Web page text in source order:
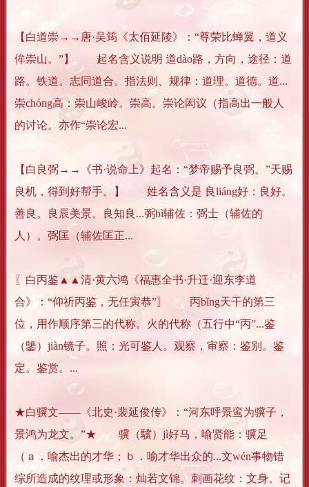
【白道崇→→唐·吴筠《太佰延陵》：“尊荣比蝉翼，道义
侔崇山。”】 起名含义说明 道dào路，方向，途径：道
路。铁道。志同道合。指法则、规律：道理。道德。道...
崇chóng高：崇山峻岭。崇高。崇论闳议（指高出一般人
的讨论。亦作“崇论宏...
【白良弼→→《书·说命上》起名：“梦帝赐予良弼。”天赐
良机，得到好帮手。】 姓名含义是 良liáng好：良好。
善良。良辰美景。良知良...弼bì辅佐：弼士（辅佐的
人）。弼匡（辅佐匡正...
〖白丙鉴▲▲清·黄六鸿《福惠全书·升迁·迎东李道
合》：“仰祈丙鉴，无任寅恭”〗 丙bǐng天干的第三
位，用作顺序第三的代称。火的代称（五行中“丙”...鉴
（鑒）jiàn镜子。照：光可鉴人。观察，审察：鉴别。鉴
定。鉴赏。...
★白骥文——《北史·裴延俊传》：“河东呼景鸾为骥子，
景鸿为龙文。”★ 骥（驥）jì好马，喻贤能：骥足
（ａ．喻杰出的才华；ｂ．喻才华出众的...文wén事物错
综所造成的纹理或形象：灿若文锦。刺画花纹：文身。记